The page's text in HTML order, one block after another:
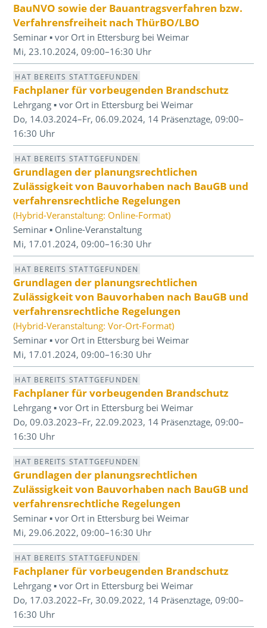
BauNVO sowie der Bauantragsverfahren bzw.
Verfahrensfreiheit nach ThürBO/LBO
Seminar ▪ vor Ort in Ettersburg bei Weimar
Mi, 23.10.2024, 09:00–16:30 Uhr
HAT BEREITS STATTGEFUNDEN
Fachplaner für vorbeugenden Brandschutz
Lehrgang ▪ vor Ort in Ettersburg bei Weimar
Do, 14.03.2024–Fr, 06.09.2024, 14 Präsenztage, 09:00–
16:30 Uhr
HAT BEREITS STATTGEFUNDEN
Grundlagen der planungsrechtlichen
Zulässigkeit von Bauvorhaben nach BauGB und
verfahrensrechtliche Regelungen
(Hybrid-Veranstaltung: Online-Format)
Seminar ▪ Online-Veranstaltung
Mi, 17.01.2024, 09:00–16:30 Uhr
HAT BEREITS STATTGEFUNDEN
Grundlagen der planungsrechtlichen
Zulässigkeit von Bauvorhaben nach BauGB und
verfahrensrechtliche Regelungen
(Hybrid-Veranstaltung: Vor-Ort-Format)
Seminar ▪ vor Ort in Ettersburg bei Weimar
Mi, 17.01.2024, 09:00–16:30 Uhr
HAT BEREITS STATTGEFUNDEN
Fachplaner für vorbeugenden Brandschutz
Lehrgang ▪ vor Ort in Ettersburg bei Weimar
Do, 09.03.2023–Fr, 22.09.2023, 14 Präsenztage, 09:00–
16:30 Uhr
HAT BEREITS STATTGEFUNDEN
Grundlagen der planungsrechtlichen
Zulässigkeit von Bauvorhaben nach BauGB und
verfahrensrechtliche Regelungen
Seminar ▪ vor Ort in Ettersburg bei Weimar
Mi, 29.06.2022, 09:00–16:30 Uhr
HAT BEREITS STATTGEFUNDEN
Fachplaner für vorbeugenden Brandschutz
Lehrgang ▪ vor Ort in Ettersburg bei Weimar
Do, 17.03.2022–Fr, 30.09.2022, 14 Präsenztage, 09:00–
16:30 Uhr